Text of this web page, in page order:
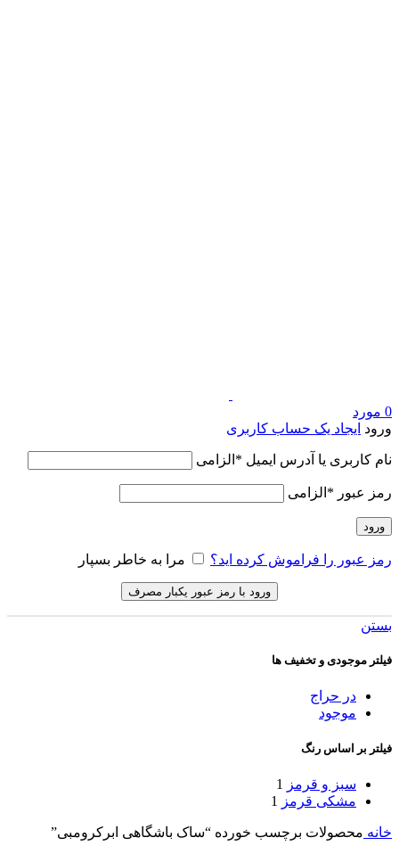
0 مورد
ورود ایجاد یک حساب کاربری
نام کاربری یا آدرس ایمیل * الزامی
رمز عبور * الزامی
ورود
رمز عبور را فراموش کرده اید؟ مرا به خاطر بسپار
ورود با رمز عبور یکبار مصرف
بستن
فیلتر موجودی و تخفیف ها
در حراج
موجود
فیلتر بر اساس رنگ
سبز و قرمز
1
مشکی قرمز
1
خانه محصولات برچسب خورده “ساک باشگاهی ابرکرومبی”